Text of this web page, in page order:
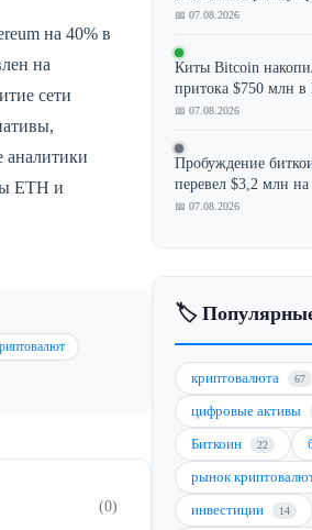
на 40% в
на
сети
аналитики
ETH и
(0)
📅 07.08.2026
Киты Bitcoin
притока $750 млн в
📅 07.08.2026
Пробуждение
перевел $3,2 млн на
📅 07.08.2026
🏷️
криптовалюта 67
цифровые активы
Биткоин 22
рынок
инвестиции 14